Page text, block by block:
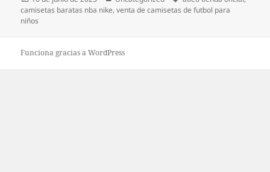
el
camisetas baratas nba nike,venta de camisetas de futbol para
niños
Funciona gracias a WordPress